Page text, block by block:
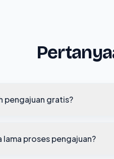
pengajuan gratis?
lama proses pengajuan?